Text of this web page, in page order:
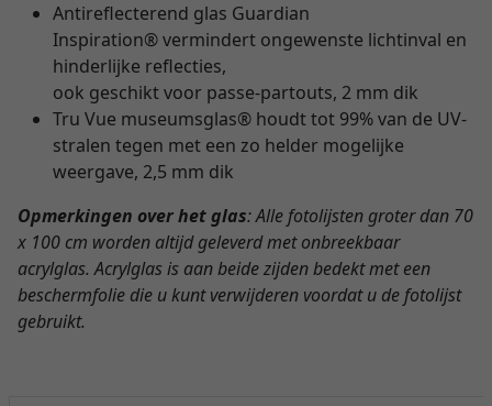
Antireflecterend glas Guardian
Inspiration® vermindert ongewenste lichtinval en
hinderlijke reflecties,
ook geschikt voor passe-partouts, 2 mm dik
Tru Vue museumsglas® houdt tot 99% van de UV-
stralen tegen met een zo helder mogelijke
weergave, 2,5 mm dik
Opmerkingen over het glas: Alle fotolijsten groter dan 70
x 100 cm worden altijd geleverd met onbreekbaar
acrylglas. Acrylglas is aan beide zijden bedekt met een
beschermfolie die u kunt verwijderen voordat u de fotolijst
gebruikt.